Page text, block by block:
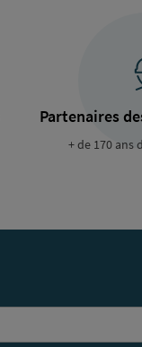
Partenaires
+ de 170 ans